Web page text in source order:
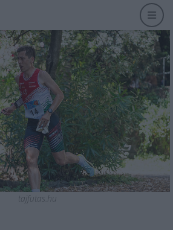
tajfutas.hu